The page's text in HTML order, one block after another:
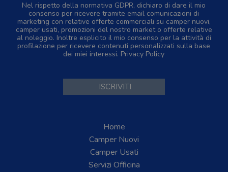
Nel rispetto della normativa GDPR, dichiaro di dare il mio
consenso per ricevere tramite email comunicazioni di
marketing con relative offerte commerciali su camper nuovi,
camper usati, promozioni del nostro market o offerte relative
al noleggio. Inoltre esplicito il mio consenso per la attività di
profilazione per ricevere contenuti personalizzati sulla base
dei miei interessi. Privacy Policy
Home
Camper Nuovi
Camper Usati
Servizi Officina